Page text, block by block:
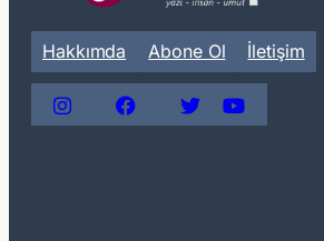
Hakkımda Abone Ol İletişim